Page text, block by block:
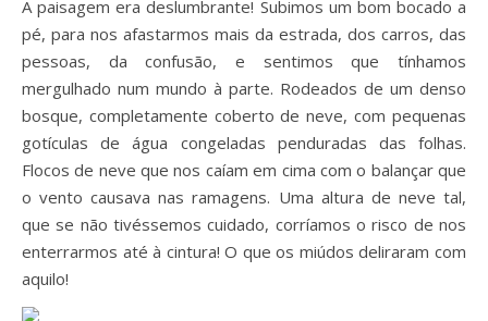
A paisagem era deslumbrante! Subimos um bom bocado a
pé, para nos afastarmos mais da estrada, dos carros, das
pessoas, da confusão, e sentimos que tínhamos
mergulhado num mundo à parte. Rodeados de um denso
bosque, completamente coberto de neve, com pequenas
gotículas de água congeladas penduradas das folhas.
Flocos de neve que nos caíam em cima com o balançar que
o vento causava nas ramagens. Uma altura de neve tal,
que se não tivéssemos cuidado, corríamos o risco de nos
enterrarmos até à cintura! O que os miúdos deliraram com
aquilo!